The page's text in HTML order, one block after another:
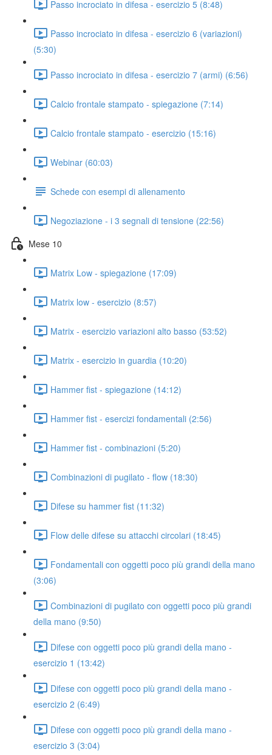
Passo incrociato in difesa - esercizio 5 (8:48)
Passo incrociato in difesa - esercizio 6 (variazioni)
(5:30)
Passo incrociato in difesa - esercizio 7 (armi) (6:56)
Calcio frontale stampato - spiegazione (7:14)
Calcio frontale stampato - esercizio (15:16)
Webinar (60:03)
Schede con esempi di allenamento
Negoziazione - i 3 segnali di tensione (22:56)
Mese 10
Matrix Low - spiegazione (17:09)
Matrix low - esercizio (8:57)
Matrix - esercizio variazioni alto basso (53:52)
Matrix - esercizio in guardia (10:20)
Hammer fist - spiegazione (14:12)
Hammer fist - esercizi fondamentali (2:56)
Hammer fist - combinazioni (5:20)
Combinazioni di pugilato - flow (18:30)
Difese su hammer fist (11:32)
Flow delle difese su attacchi circolari (18:45)
Fondamentali con oggetti poco più grandi della mano
(3:06)
Combinazioni di pugilato con oggetti poco più grandi
della mano (9:50)
Difese con oggetti poco più grandi della mano -
esercizio 1 (13:42)
Difese con oggetti poco più grandi della mano -
esercizio 2 (6:49)
Difese con oggetti poco più grandi della mano -
esercizio 3 (3:04)